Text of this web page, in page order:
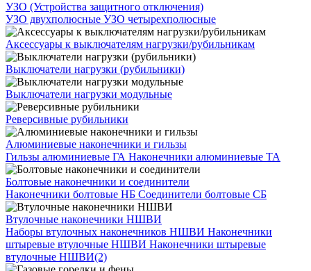
УЗО (Устройства защитного отключения)
УЗО двухполюсные УЗО четырехполюсные
Аксессуары к выключателям нагрузки/рубильникам
Выключатели нагрузки (рубильники)
Выключатели нагрузки модульные
Реверсивные рубильники
Алюминиевые наконечники и гильзы
Гильзы алюминиевые ГА Наконечники алюминиевые ТА
Болтовые наконечники и соединители
Наконечники болтовые НБ Соединители болтовые СБ
Втулочные наконечники НШВИ
Наборы втулочных наконечников НШВИ Наконечники
штыревые втулочные НШВИ Наконечники штыревые
втулочные НШВИ(2)